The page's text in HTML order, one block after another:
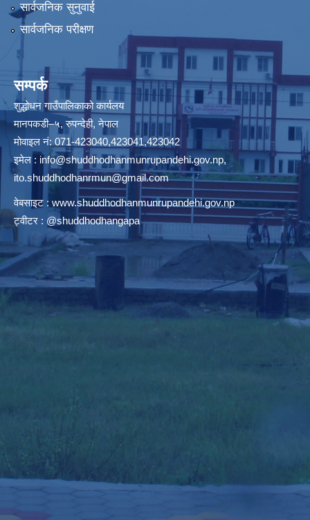
सार्वजनिक सुनुवाई
सार्वजनिक परीक्षण
सम्पर्क
शुद्धोधन गाउँपालिकाको कार्यलय
मानपकडी–५, रुपन्देही, नेपाल
मोवाइल नं: 071-423040,423041,423042
इमेल : info@shuddhodhanmunrupandehi.gov.np,
ito.shuddhodhanrmun@gmail.com
वेबसाइट : www.shuddhodhanmunrupandehi.gov.np
ट्वीटर : @shuddhodhangapa